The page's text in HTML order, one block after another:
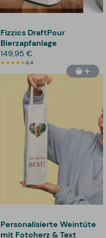
Fizzics DraftPour
Bierzapfanlage
149,95 €
4,4
Personalisierte Weintüte
mit Fotoherz & Text